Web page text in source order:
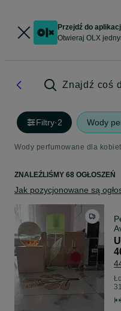
Przejdź do
Otwieraj OLX
Znajdź coś
Filtry·2 Wody
Wody perfumowane dla
ZNALEŹLIŚMY 68 OGŁOSZEŃ
Jak pozycjonowane są